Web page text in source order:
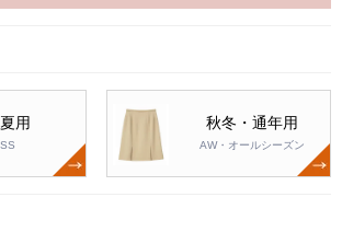
用
SS
秋冬・通年用
AW・オールシーズン